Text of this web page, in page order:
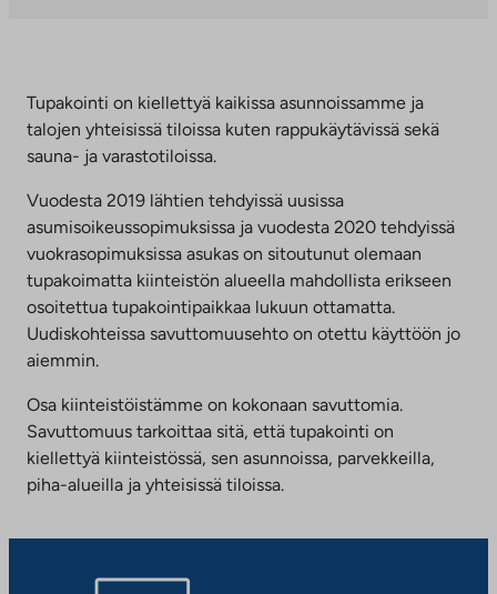
uuteen
välilehteen
Tupakointi on kiellettyä kaikissa asunnoissamme ja
talojen yhteisissä tiloissa kuten rappukäytävissä sekä
sauna- ja varastotiloissa.
Vuodesta 2019 lähtien tehdyissä uusissa
asumisoikeussopimuksissa ja vuodesta 2020 tehdyissä
vuokrasopimuksissa asukas on sitoutunut olemaan
tupakoimatta kiinteistön alueella mahdollista erikseen
osoitettua tupakointipaikkaa lukuun ottamatta.
Uudiskohteissa savuttomuusehto on otettu käyttöön jo
aiemmin.
Osa kiinteistöistämme on kokonaan savuttomia.
Savuttomuus tarkoittaa sitä, että tupakointi on
kiellettyä kiinteistössä, sen asunnoissa, parvekkeilla,
piha-alueilla ja yhteisissä tiloissa.